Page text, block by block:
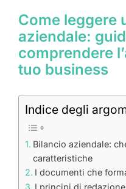
Come leggere
aziendale:
comprendere
tuo business
Indice degli
Bilancio aziendale:
caratteristiche
I documenti che
I principi di